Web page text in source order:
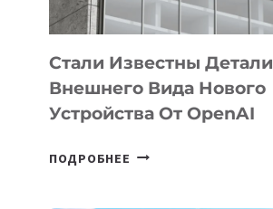
ИНТЕЛЛЕКТА
Стали Известны Детали
Внешнего Вида Нового
Устройства От OpenAI
ПОДРОБНЕЕ СТАЛИ